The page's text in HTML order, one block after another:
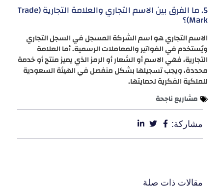
5. ما الفرق بين الاسم التجاري والعلامة التجارية (Trade
Mark)؟
الاسم التجاري هو اسم الشركة المسجل في السجل التجاري
ويُستخدم في الفواتير والمعاملات الرسمية. أما العلامة
التجارية، فهي الاسم أو الشعار أو الرمز الذي يميز منتج أو خدمة
محددة، ويجب تسجيلها بشكل منفصل في الهيئة السعودية
للملكية الفكرية لحمايتها.
مشاريع ناجحة
مشاركة:
مقالات ذات صلة